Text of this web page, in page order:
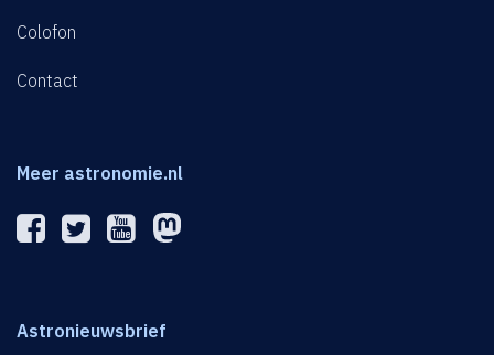
Colofon
Contact
Meer astronomie.nl
Astronieuwsbrief